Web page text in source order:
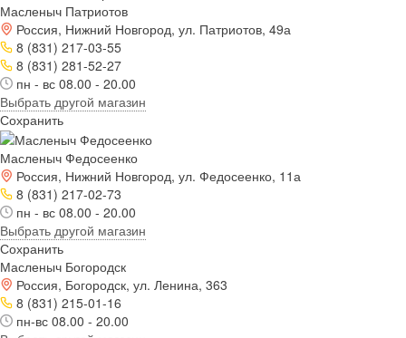
Масленыч Патриотов
Россия, Нижний Новгород, ул. Патриотов, 49а
8 (831) 217-03-55
8 (831) 281-52-27
пн - вс 08.00 - 20.00
Выбрать другой магазин
Сохранить
Масленыч Федосеенко
Россия, Нижний Новгород, ул. Федосеенко, 11а
8 (831) 217-02-73
пн - вс 08.00 - 20.00
Выбрать другой магазин
Сохранить
Масленыч Богородск
Россия, Богородск, ул. Ленина, 363
8 (831) 215-01-16
пн-вс 08.00 - 20.00